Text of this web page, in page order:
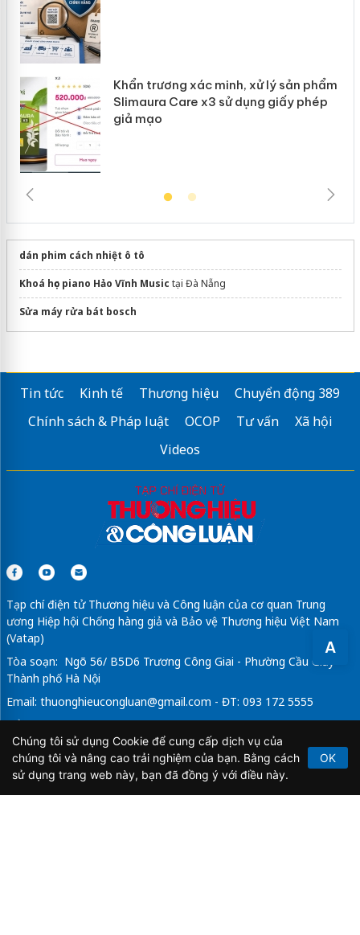
A
Khẩn trương xác minh, xử lý sản phẩm
Slimaura Care x3 sử dụng giấy phép
giả mạo
dán phim cách nhiệt ô tô
Khoá học piano Hảo Vĩnh Music tại Đà Nẵng
Sửa máy rửa bát bosch
Tin tức Kinh tế Thương hiệu
Chuyển động 389
Chính sách & Pháp luật
OCOP Tư vấn
Xã hội
Videos
Tạp chí điện tử Thương hiệu và Công luận của cơ quan Trung
ương Hiệp hội Chống hàng giả và Bảo vệ Thương hiệu Việt Nam
(Vatap)
Tòa soạn: Ngõ 56/ B5D6 Trương Công Giai - Phường Cầu Giấy -
Thành phố Hà Nội
Email: thuonghieucongluan@gmail.com - ĐT: 093 172 5555
Tổng Biên Tập: Vũ Đức Thuận
Giấy phép hoạt động báo chí điện tử số 64/GP-BTTTT do Bộ
Thông tin và Truyền thông cấp ngày 21/2/2020.
Chúng tôi sử dụng Cookie để cung cấp dịch vụ của
chúng tôi và nâng cao trải nghiệm của bạn. Bằng cách
sử dụng trang web này, bạn đã đồng ý với điều này.
OK